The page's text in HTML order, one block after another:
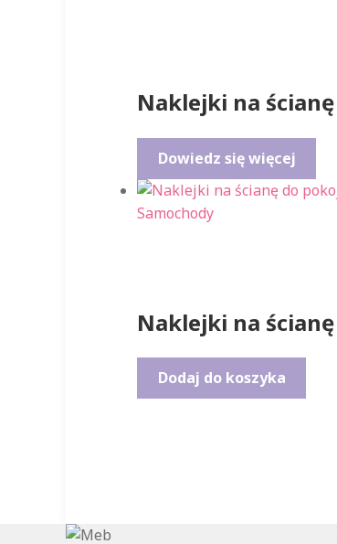
Naklejki na
Dowiedz się więcej
Naklejki na
Dodaj do koszyka